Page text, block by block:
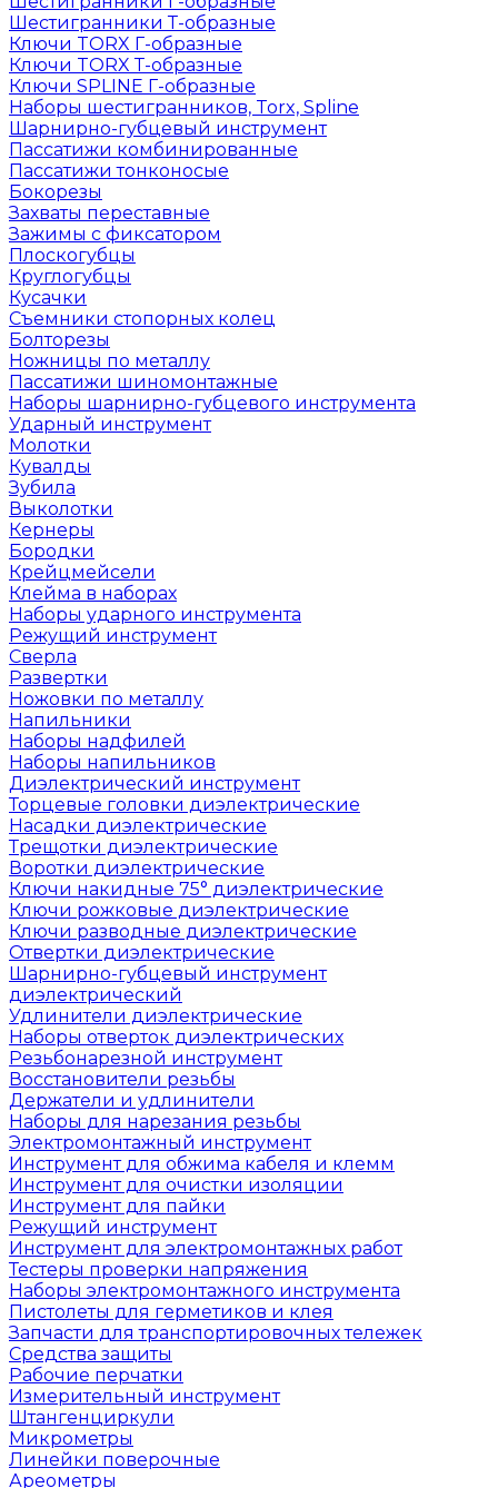
Шестигранники Т-образные
Ключи TORX Г-образные
Ключи TORX Т-образные
Ключи SPLINE Г-образные
Наборы шестигранников, Torx, Spline
Шарнирно-губцевый инструмент
Пассатижи комбинированные
Пассатижи тонконосые
Бокорезы
Захваты переставные
Зажимы с фиксатором
Плоскогубцы
Круглогубцы
Кусачки
Съемники стопорных колец
Болторезы
Ножницы по металлу
Пассатижи шиномонтажные
Наборы шарнирно-губцевого инструмента
Ударный инструмент
Молотки
Кувалды
Зубила
Выколотки
Кернеры
Бородки
Крейцмейсели
Клейма в наборах
Наборы ударного инструмента
Режущий инструмент
Сверла
Развертки
Ножовки по металлу
Напильники
Наборы надфилей
Наборы напильников
Диэлектрический инструмент
Торцевые головки диэлектрические
Насадки диэлектрические
Трещотки диэлектрические
Воротки диэлектрические
Ключи накидные 75° диэлектрические
Ключи рожковые диэлектрические
Ключи разводные диэлектрические
Отвертки диэлектрические
Шарнирно-губцевый инструмент
диэлектрический
Удлинители диэлектрические
Наборы отверток диэлектрических
Резьбонарезной инструмент
Восстановители резьбы
Держатели и удлинители
Наборы для нарезания резьбы
Электромонтажный инструмент
Инструмент для обжима кабеля и клемм
Инструмент для очистки изоляции
Инструмент для пайки
Режущий инструмент
Инструмент для электромонтажных работ
Тестеры проверки напряжения
Наборы электромонтажного инструмента
Пистолеты для герметиков и клея
Запчасти для транспортировочных тележек
Средства защиты
Рабочие перчатки
Измерительный инструмент
Штангенциркули
Микрометры
Линейки поверочные
Ареометры